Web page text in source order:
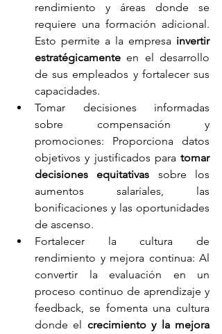
rendimiento y áreas donde se
requiere una formación adicional.
Esto permite a la empresa invertir
estratégicamente en el desarrollo
de sus empleados y fortalecer sus
capacidades.
Tomar decisiones informadas
sobre compensación y
promociones: Proporciona datos
objetivos y justificados para tomar
decisiones equitativas sobre los
aumentos salariales, las
bonificaciones y las oportunidades
de ascenso.
Fortalecer la cultura de
rendimiento y mejora continua: Al
convertir la evaluación en un
proceso continuo de aprendizaje y
feedback, se fomenta una cultura
donde el crecimiento y la mejora